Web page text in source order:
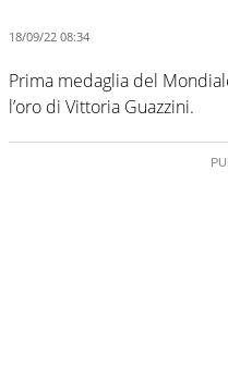
18/09/22 08:34
Prima medaglia del
l’oro di Vittoria Guazzini.